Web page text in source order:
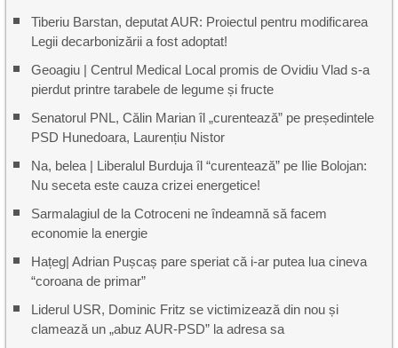
Tiberiu Barstan, deputat AUR: Proiectul pentru modificarea
Legii decarbonizării a fost adoptat!
Geoagiu | Centrul Medical Local promis de Ovidiu Vlad s-a
pierdut printre tarabele de legume și fructe
Senatorul PNL, Călin Marian îl „curentează” pe președintele
PSD Hunedoara, Laurențiu Nistor
Na, belea | Liberalul Burduja îl “curentează” pe Ilie Bolojan:
Nu seceta este cauza crizei energetice!
Sarmalagiul de la Cotroceni ne îndeamnă să facem
economie la energie
Hațeg| Adrian Pușcaș pare speriat că i-ar putea lua cineva
“coroana de primar”
Liderul USR, Dominic Fritz se victimizează din nou și
clamează un „abuz AUR-PSD” la adresa sa